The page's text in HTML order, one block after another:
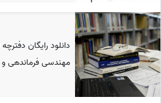
دانلود رایگان
مهندسی فرماندهی و